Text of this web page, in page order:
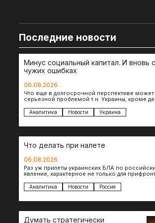
Последние новости
Минус социальный капитал. И вновь
чужих ошибках
06.08.2026
Что еще в долгосрочной перспективе может
серьезной проблемой т.н. Украины, кроме
которых будет…
Аналитика Новости Украина
Что делать при налете
06.08.2026
Раз уж прилеты украинских БЛА по
явление, характерное не только для
Аналитика Новости Россия
Думать стратегически